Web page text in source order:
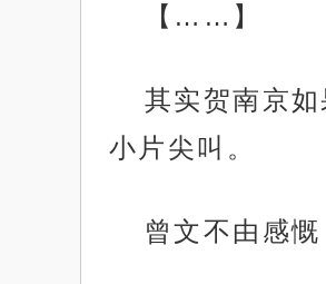
【……】
其实贺南京
小片尖叫。
曾文不由感